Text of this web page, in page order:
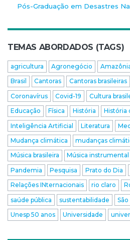
Pós-Graduação em Desastres
TEMAS ABORDADOS (TAGS)
agricultura Agronegócio
Brasil
Cantoras Cantoras brasileiras
Coronavírus
Covid-19 Cultura
Educação
Física História
História
Inteligência Artificial
Literatura
Mudança climática
mudanças
Música brasileira
Música instrumental
Pandemia
Pesquisa Prato do Dia
Relações INternacionais
rio claro
saúde pública
sustentabilidade
Unesp 50 anos
Universidade